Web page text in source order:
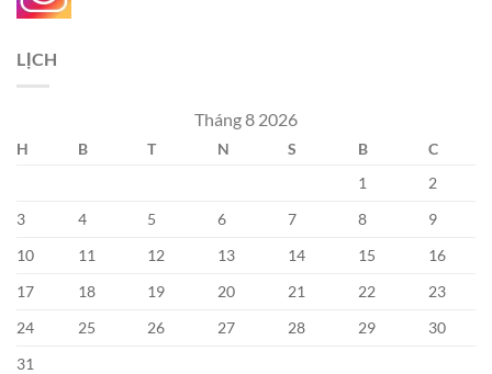
LỊCH
Tháng 8 2026
H B T N S B
C
1
2
3
4 5 6 7 8
9
10
11 12 13 14 15
16
17
18 19 20 21 22
23
24
25 26 27 28 29
30
31